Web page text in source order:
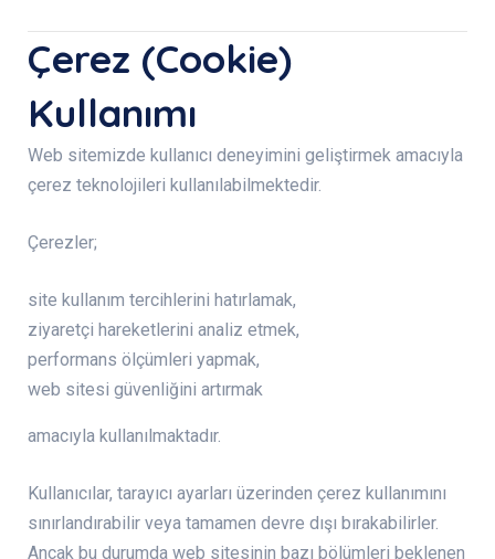
Çerez (Cookie)
Kullanımı
Web sitemizde kullanıcı deneyimini geliştirmek amacıyla
çerez teknolojileri kullanılabilmektedir.
Çerezler;
site kullanım tercihlerini hatırlamak,
ziyaretçi hareketlerini analiz etmek,
performans ölçümleri yapmak,
web sitesi güvenliğini artırmak
amacıyla kullanılmaktadır.
Kullanıcılar, tarayıcı ayarları üzerinden çerez kullanımını
sınırlandırabilir veya tamamen devre dışı bırakabilirler.
Ancak bu durumda web sitesinin bazı bölümleri beklenen